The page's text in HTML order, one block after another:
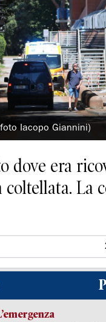
Iacopo Giannini)
dove era
La